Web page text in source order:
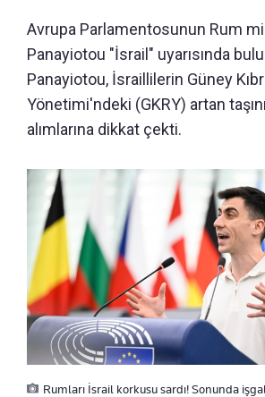
Avrupa Parlamentosunun Rum
Panayiotou "İsrail" uyarısında
Panayiotou, İsraillilerin Güney
Yönetimi'ndeki (GKRY) artan
alımlarına dikkat çekti.
Rumları İsrail korkusu sardı! Sonunda